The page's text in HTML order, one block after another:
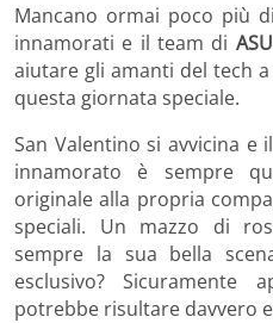
Mancano ormai poco più
innamorati e il team di
aiutare gli amanti del tech
questa giornata speciale.
San Valentino si avvicina
innamorato è sempre
originale alla propria
speciali. Un mazzo di
sempre la sua bella
esclusivo? Sicuramente
potrebbe risultare davvero